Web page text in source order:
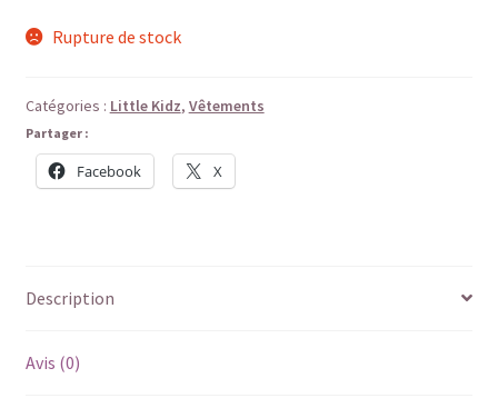
Rupture de stock
Catégories : Little Kidz, Vêtements
Partager :
Facebook X
Description
Avis (0)